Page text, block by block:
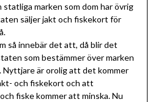
marken som dom har övrig
säljer jakt och fiskekort för
så innebär det att, då blir det
som bestämmer över marken
Nyttjare är orolig att det kommer
och fiskekort och att
fiske kommer att minska. Nu